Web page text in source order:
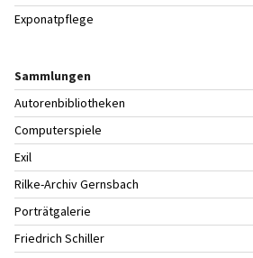
Exponatpflege
Sammlungen
Autorenbibliotheken
Computerspiele
Exil
Rilke-Archiv Gernsbach
Porträtgalerie
Friedrich Schiller